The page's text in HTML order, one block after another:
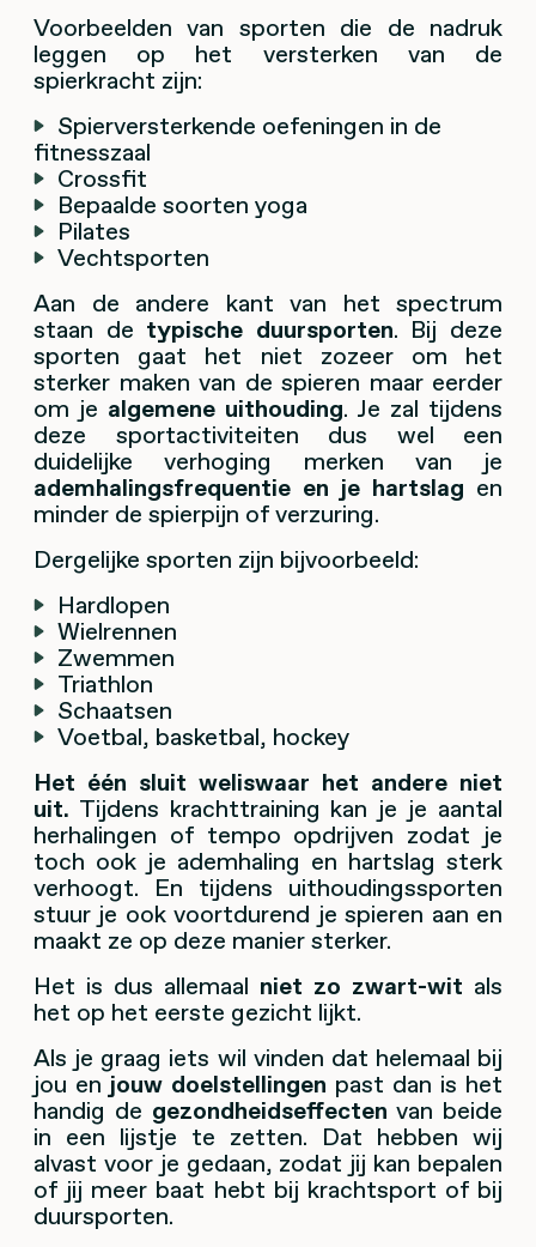
Voorbeelden van sporten die de nadruk
leggen op het versterken van de
spierkracht zijn:
Spierversterkende oefeningen in de
fitnesszaal
Crossfit
Bepaalde soorten yoga
Pilates
Vechtsporten
Aan de andere kant van het spectrum
staan de typische duursporten. Bij deze
sporten gaat het niet zozeer om het
sterker maken van de spieren maar eerder
om je algemene uithouding. Je zal tijdens
deze sportactiviteiten dus wel een
duidelijke verhoging merken van je
ademhalingsfrequentie en je hartslag en
minder de spierpijn of verzuring.
Dergelijke sporten zijn bijvoorbeeld:
Hardlopen
Wielrennen
Zwemmen
Triathlon
Schaatsen
Voetbal, basketbal, hockey
Het één sluit weliswaar het andere niet
uit. Tijdens krachttraining kan je je aantal
herhalingen of tempo opdrijven zodat je
toch ook je ademhaling en hartslag sterk
verhoogt. En tijdens uithoudingssporten
stuur je ook voortdurend je spieren aan en
maakt ze op deze manier sterker.
Het is dus allemaal niet zo zwart-wit als
het op het eerste gezicht lijkt.
Als je graag iets wil vinden dat helemaal bij
jou enjouw doelstellingen past dan is het
handig de gezondheidseffectenvan beide
in een lijstje te zetten. Dat hebben wij
alvast voor je gedaan, zodat jij kan bepalen
of jij meer baat hebt bij krachtsport of bij
duursporten.